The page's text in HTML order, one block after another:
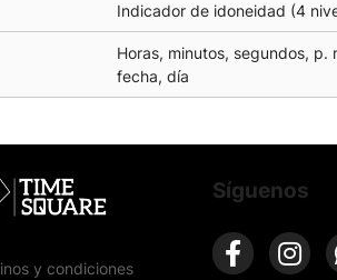
Indicador de idoneidad (4
Horas, minutos, segundos, p.
fecha, día
y condiciones
Síguenos